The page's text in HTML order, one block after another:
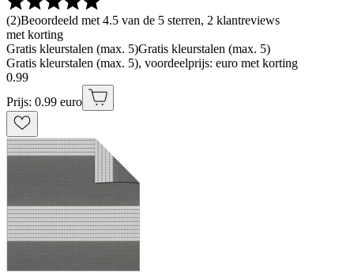
(2)Beoordeeld met 4.5 van de 5 sterren, 2 klantreviews
met korting
Gratis kleurstalen (max. 5)Gratis kleurstalen (max. 5)
Gratis kleurstalen (max. 5), voordeelprijs: euro met korting
0.99
Prijs: 0.99 euro